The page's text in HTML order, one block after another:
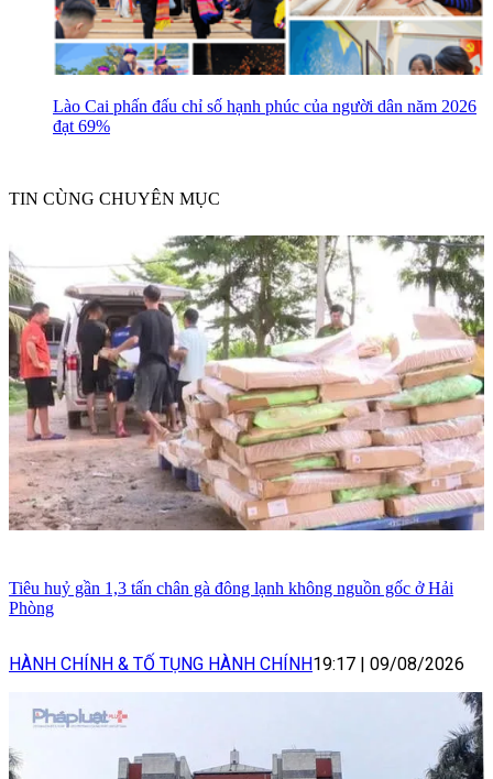
Lào Cai phấn đấu chỉ số hạnh phúc của người dân năm 2026
đạt 69%
TIN CÙNG CHUYÊN MỤC
Tiêu huỷ gần 1,3 tấn chân gà đông lạnh không nguồn gốc ở Hải
Phòng
HÀNH CHÍNH & TỐ TỤNG HÀNH CHÍNH19:17 | 09/08/2026